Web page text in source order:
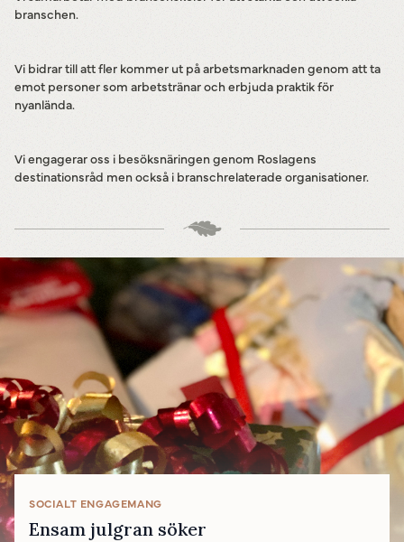
branschen.
Vi bidrar till att fler kommer ut på arbetsmarknaden genom att ta
emot personer som arbetstränar och erbjuda praktik för
nyanlända.
Vi engagerar oss i besöksnäringen genom Roslagens
destinationsråd men också i branschrelaterade organisationer.
SOCIALT ENGAGEMANG
Ensam julgran söker